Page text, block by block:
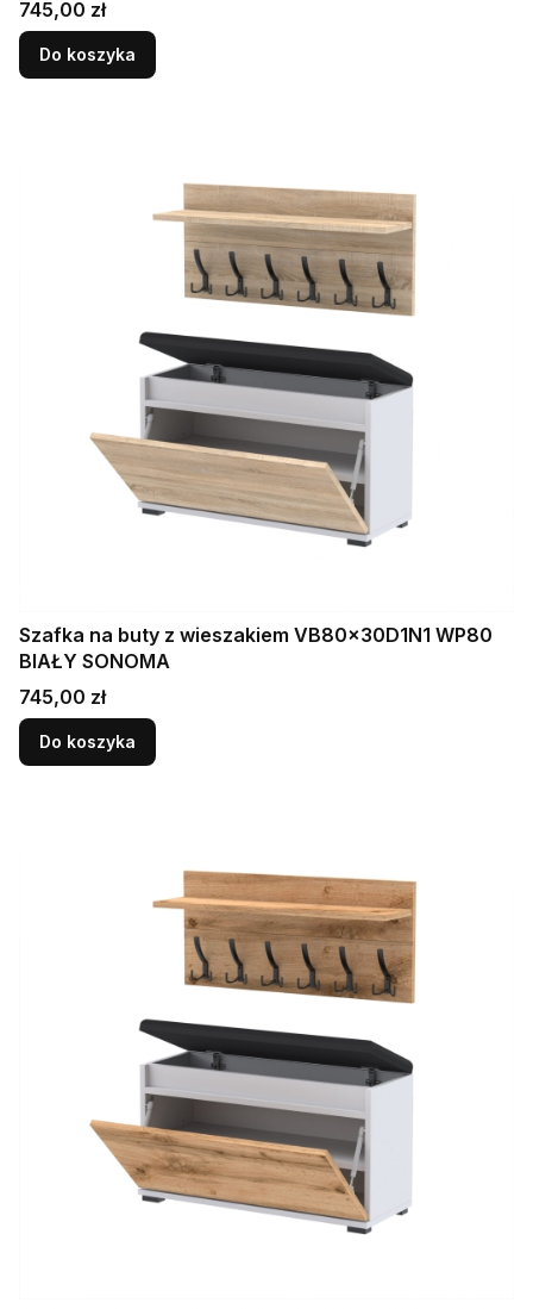
Cena
745,00 zł
Do koszyka
Szafka na buty z wieszakiem VB80x30D1N1 WP80
BIAŁY SONOMA
Cena
745,00 zł
Do koszyka